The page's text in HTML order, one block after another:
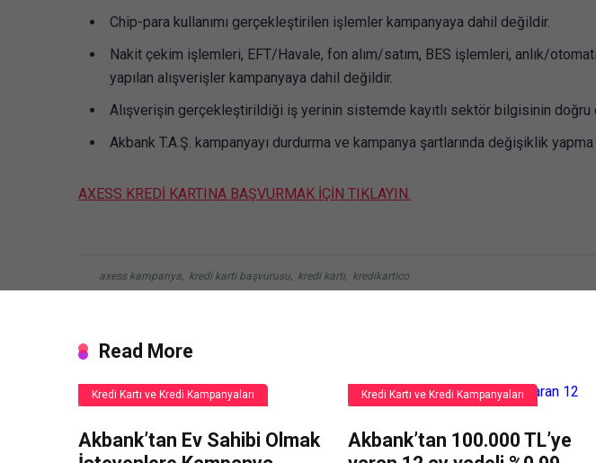
Chip-para kullanımı gerçekleştirilen işlemler kampanyaya dahil değildir.
Nakit çekim işlemleri, EFT/Havale, fon alım/satım, BES işlemleri, anlık/
yapılan alışverişler kampanyaya dahil değildir.
Alışverişin gerçekleştirildiği iş yerinin sistemde kayıtlı sektör bilgisinin doğru
Akbank T.A.Ş. kampanyayı durdurma ve kampanya şartlarında değişiklik yapma
AXESS KREDİ KARTINA BAŞVURMAK İÇİN TIKLAYIN.
axess kampanya kredi karti başvurusu kredi kartı kredikartico
Read More
Kredi Kartı ve Kredi Kampanyaları
Akbank’tan Ev Sahibi Olmak
Kredi Kartı ve Kredi Kampanyaları
Akbank’tan 100.000 TL’ye